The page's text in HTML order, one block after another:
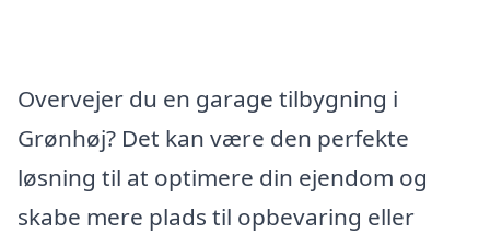
Overvejer du en garage tilbygning i
Grønhøj? Det kan være den perfekte
løsning til at optimere din ejendom og
skabe mere plads til opbevaring eller